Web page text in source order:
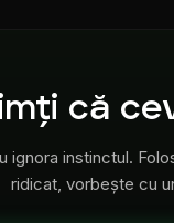
că
ignora instinctul.
ridicat, vorbește cu